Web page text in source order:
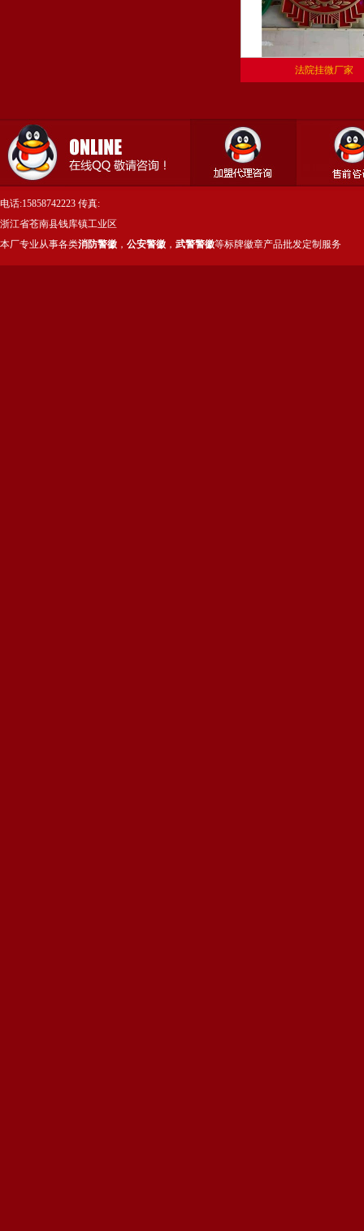
法院挂微厂家
电话:15858742223 传真:
浙江省苍南县钱库镇工业区
本厂专业从事各类消防警徽 ， 公安警徽 ， 武警警徽等标牌徽章产品批发定制服务